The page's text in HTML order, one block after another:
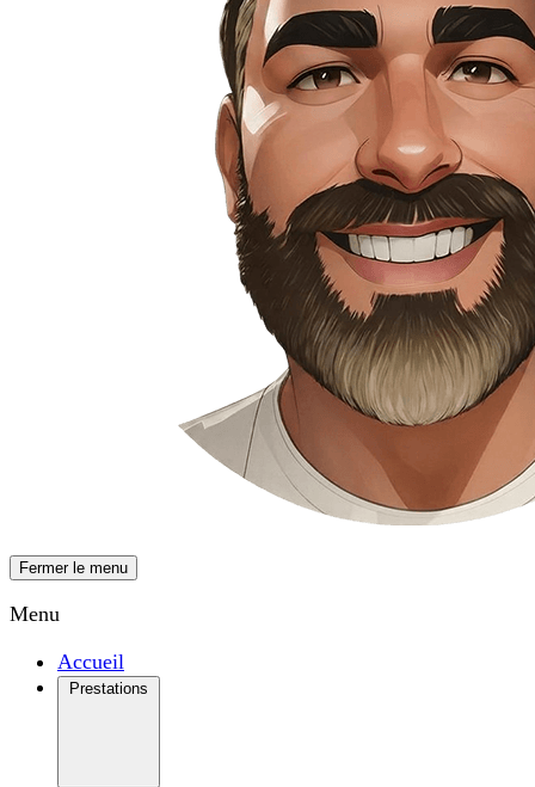
Fermer le menu
Menu
Accueil
Prestations